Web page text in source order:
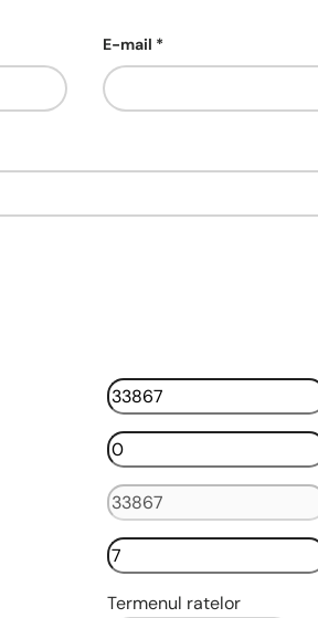
E-mail
Termenul ratelor